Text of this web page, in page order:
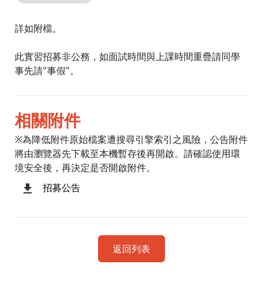
詳如附檔。
此實習招募非公務，如面試時間與上課時間重疊請同學
事先請"事假"。
相關附件
※為降低附件原始檔案遭搜尋引擎索引之風險，公告附件
將由瀏覽器先下載至本機暫存後再開啟。請確認使用環
境安全後，再決定是否開啟附件。
招募公告
返回列表